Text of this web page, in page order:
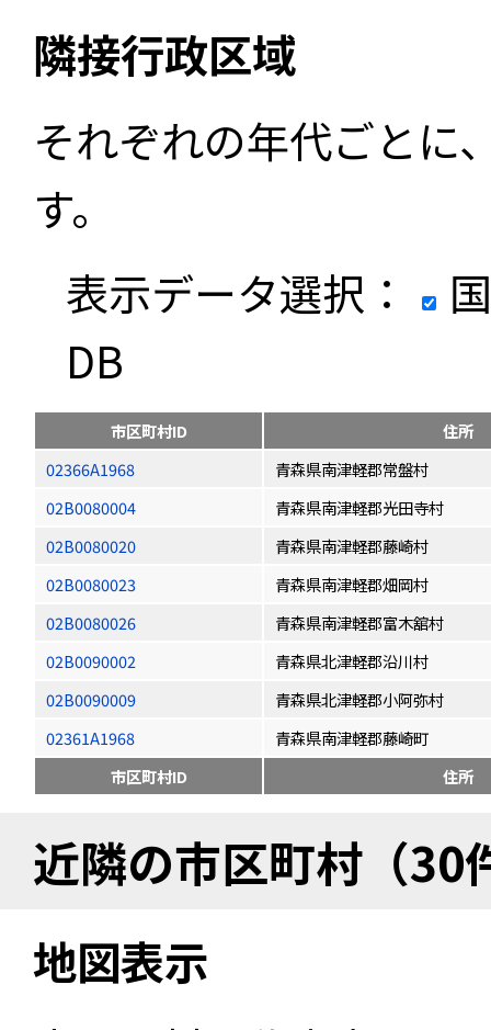
隣接行政区域
それぞれの年代ごとに
す。
表示データ選択：
DB
市区町村ID
住所
02366A1968
青森県南津軽郡常盤村
02B0080004
青森県南津軽郡光田寺村
02B0080020
青森県南津軽郡藤崎村
02B0080023
青森県南津軽郡畑岡村
02B0080026
青森県南津軽郡富木舘村
02B0090002
青森県北津軽郡沿川村
02B0090009
青森県北津軽郡小阿弥村
02361A1968
青森県南津軽郡藤崎町
市区町村ID
住所
近隣の市区町村（30
地図表示